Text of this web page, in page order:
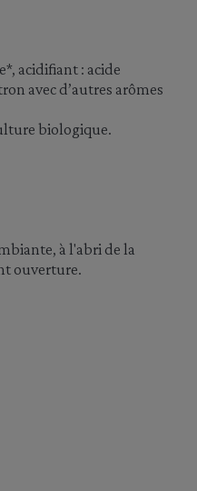
acidifiant : acide
avec d’autres arômes
biologique.
à l'abri de la
ouverture.